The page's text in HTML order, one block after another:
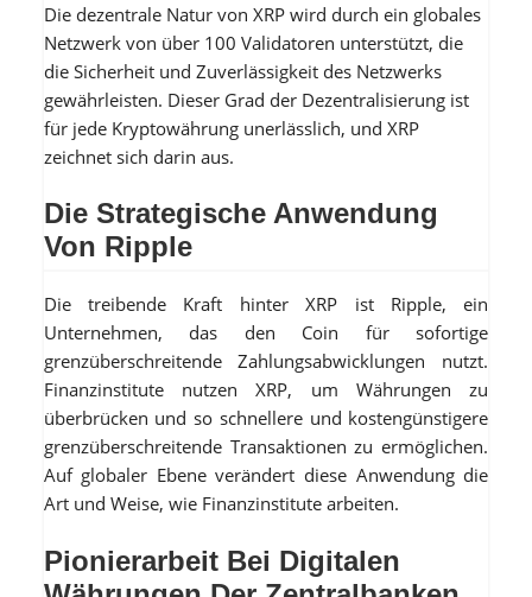
Die dezentrale Natur von XRP wird durch ein globales
Netzwerk von über 100 Validatoren unterstützt, die
die Sicherheit und Zuverlässigkeit des Netzwerks
gewährleisten. Dieser Grad der Dezentralisierung ist
für jede Kryptowährung unerlässlich, und XRP
zeichnet sich darin aus.
Die Strategische Anwendung
Von Ripple
Die treibende Kraft hinter XRP ist Ripple, ein
Unternehmen, das den Coin für sofortige
grenzüberschreitende Zahlungsabwicklungen nutzt.
Finanzinstitute nutzen XRP, um Währungen zu
überbrücken und so schnellere und kostengünstigere
grenzüberschreitende Transaktionen zu ermöglichen.
Auf globaler Ebene verändert diese Anwendung die
Art und Weise, wie Finanzinstitute arbeiten.
Pionierarbeit Bei Digitalen